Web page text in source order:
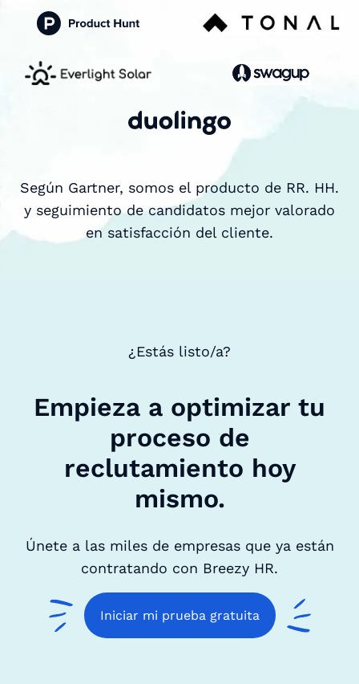
Según Gartner, somos el producto de RR. HH.
y seguimiento de candidatos mejor valorado
en satisfacción del cliente.
¿Estás listo/a?
Empieza a optimizar tu
proceso de
reclutamiento hoy
mismo.
Únete a las miles de empresas que ya están
contratando con Breezy HR.
Iniciar mi prueba gratuita